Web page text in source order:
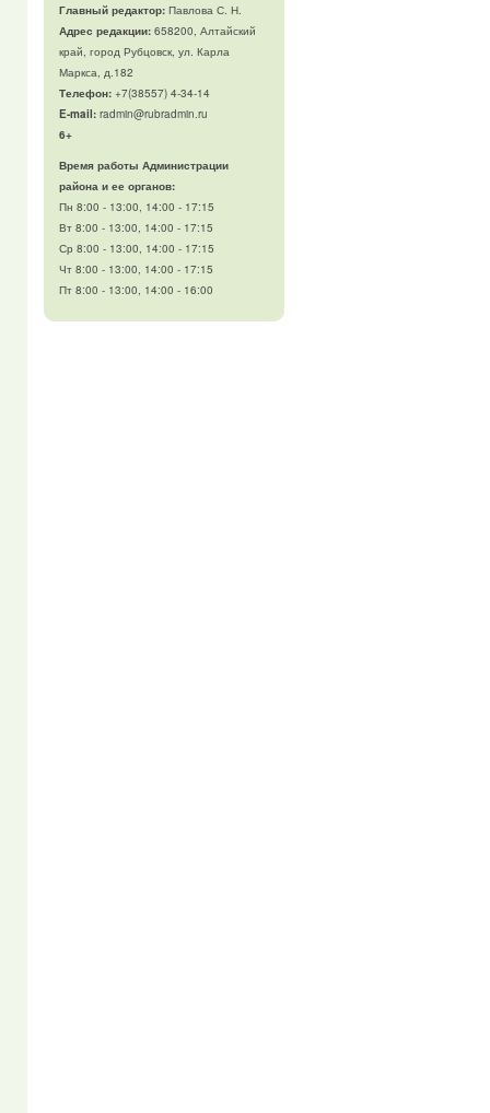
Главный редактор:Павлова С. Н.
Адрес редакции:658200, Алтайский
край, город Рубцовск, ул. Карла
Маркса, д.182
Телефон:+7(38557) 4-34-14
E-mail:radmin@rubradmin.ru
6+
Время работы Администрации
района и ее органов:
Пн 8:00 - 13:00, 14:00 - 17:15
Вт 8:00 - 13:00, 14:00 - 17:15
Ср 8:00 - 13:00, 14:00 - 17:15
Чт 8:00 - 13:00, 14:00 - 17:15
Пт 8:00 - 13:00, 14:00 - 16:00